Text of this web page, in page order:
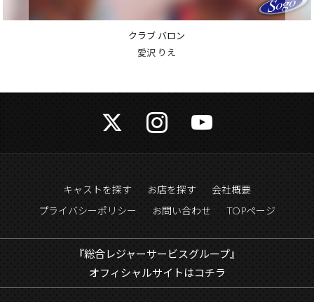
クラブ バロン
キャストを探す お店を探す
会社概要
プライバシーポリシー
お問い合わせ TOPページ
『総合レジャーサービスグループ』
オフィシャルサイトはコチラ